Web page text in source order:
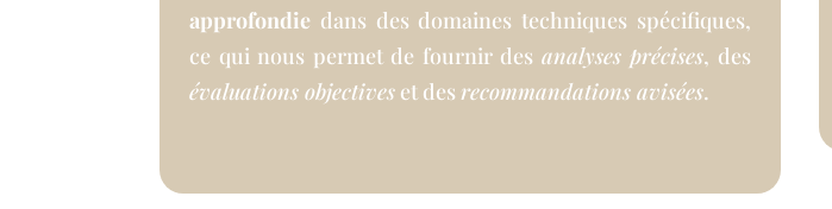
approfondie dans des domaines techniques spécifiques,
ce qui nous permet de fournir des analyses précises, des
évaluations objectives et des recommandations avisées.